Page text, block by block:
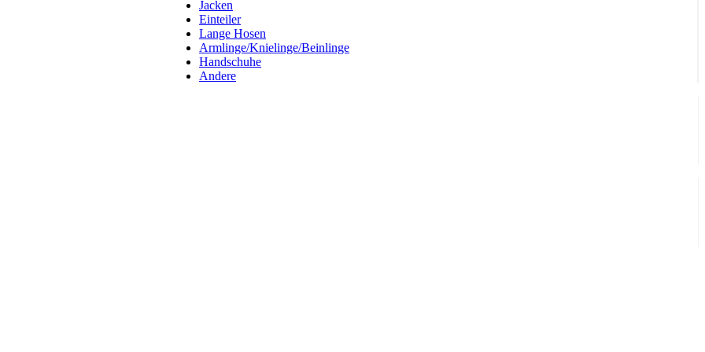
Jacken
Einteiler
Lange Hosen
Armlinge/Knielinge/Beinlinge
Handschuhe
Andere